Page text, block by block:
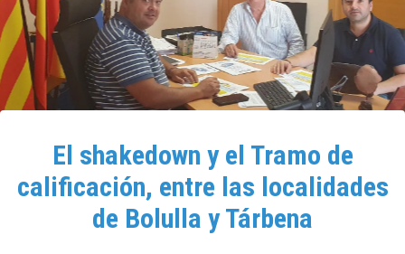
El shakedown y el Tramo de
calificación, entre las localidades
de Bolulla y Tárbena